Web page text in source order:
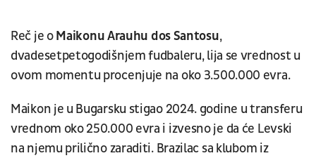
Reč je oMaikonu Arauhu dos Santosu,
dvadesetpetogodišnjem fudbaleru, lija se vrednost u
ovom momentu procenjuje na oko 3.500.000 evra.
Maikon je u Bugarsku stigao 2024. godine u transferu
vrednom oko 250.000 evra i izvesno je da će Levski
na njemu prilično zaraditi. Brazilac sa klubom iz